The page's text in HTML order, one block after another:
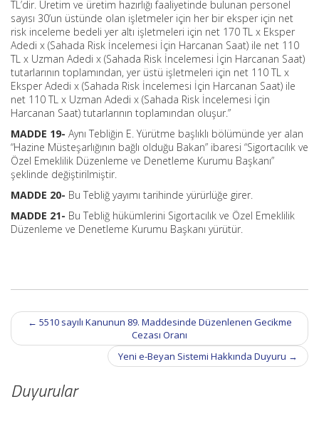
TL’dir. Üretim ve üretim hazırlığı faaliyetinde bulunan personel
sayısı 30’un üstünde olan işletmeler için her bir eksper için net
risk inceleme bedeli yer altı işletmeleri için net 170 TL x Eksper
Adedi x (Sahada Risk İncelemesi İçin Harcanan Saat) ile net 110
TL x Uzman Adedi x (Sahada Risk İncelemesi İçin Harcanan Saat)
tutarlarının toplamından, yer üstü işletmeleri için net 110 TL x
Eksper Adedi x (Sahada Risk İncelemesi İçin Harcanan Saat) ile
net 110 TL x Uzman Adedi x (Sahada Risk İncelemesi İçin
Harcanan Saat) tutarlarının toplamından oluşur.”
MADDE 19- Aynı Tebliğin E. Yürütme başlıklı bölümünde yer alan
“Hazine Müsteşarlığının bağlı olduğu Bakan” ibaresi “Sigortacılık ve
Özel Emeklilik Düzenleme ve Denetleme Kurumu Başkanı”
şeklinde değiştirilmiştir.
MADDE 20- Bu Tebliğ yayımı tarihinde yürürlüğe girer.
MADDE 21- Bu Tebliğ hükümlerini Sigortacılık ve Özel Emeklilik
Düzenleme ve Denetleme Kurumu Başkanı yürütür.
Post
navigation
← 5510 sayılı Kanunun 89. Maddesinde Düzenlenen Gecikme
Cezası Oranı
Yeni e-Beyan Sistemi Hakkında Duyuru →
Duyurular